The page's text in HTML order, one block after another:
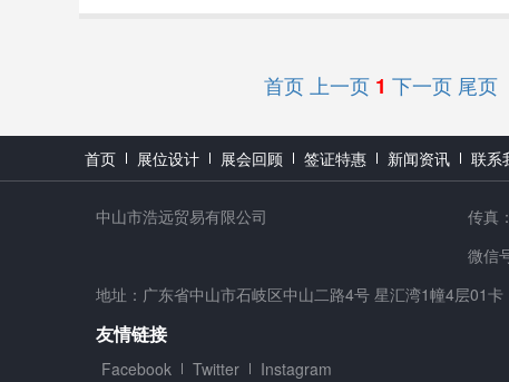
首页 上一页 1 下一页 尾页
首页 展位设计 展会回顾 签证特惠 新闻资讯 联系
中山市浩远贸易有限公司
传真
微信
地址：广东省中山市石岐区中山二路4号 星汇湾1幢4层01卡
友情链接
Facebook Twitter Instagram